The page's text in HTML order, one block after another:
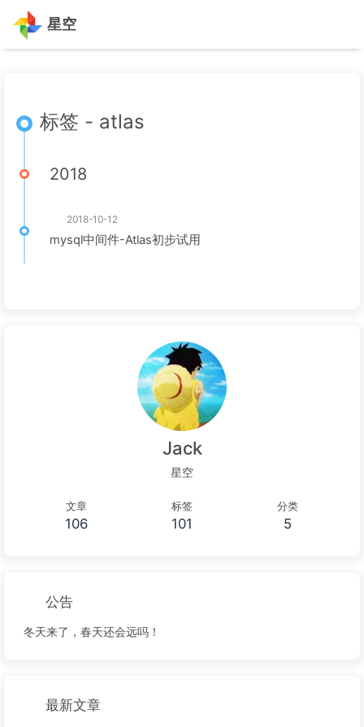
星空
标签 - atlas
2018
2018-10-12
mysql中间件-Atlas初步试用
Jack
星空
文章
106
标签
101
分类
5
公告
冬天来了，春天还会远吗！
最新文章